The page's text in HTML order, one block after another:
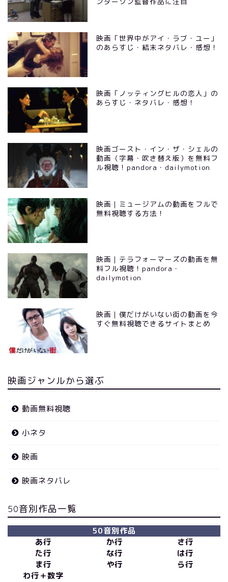
映画「世界中がアイ・ラブ・ユー」
のあらすじ・結末ネタバレ・感想！
映画「ノッティングヒルの恋人」の
あらすじ・ネタバレ・感想！
映画ゴースト・イン・ザ・シェルの
動画（字幕・吹き替え版）を無料フ
ル視聴！pandora・dailymotion
映画｜ミュージアムの動画をフルで
無料視聴する方法！
映画｜テラフォーマーズの動画を無
料フル視聴！pandora・
dailymotion
映画｜僕だけがいない街の動画を今
すぐ無料視聴できるサイトまとめ
映画ジャンルから選ぶ
動画無料視聴
小ネタ
映画
映画ネタバレ
50音別作品一覧
50音別作品
あ行
か行
さ行
た行
な行
は行
ま行
や行
ら行
わ行＋数字